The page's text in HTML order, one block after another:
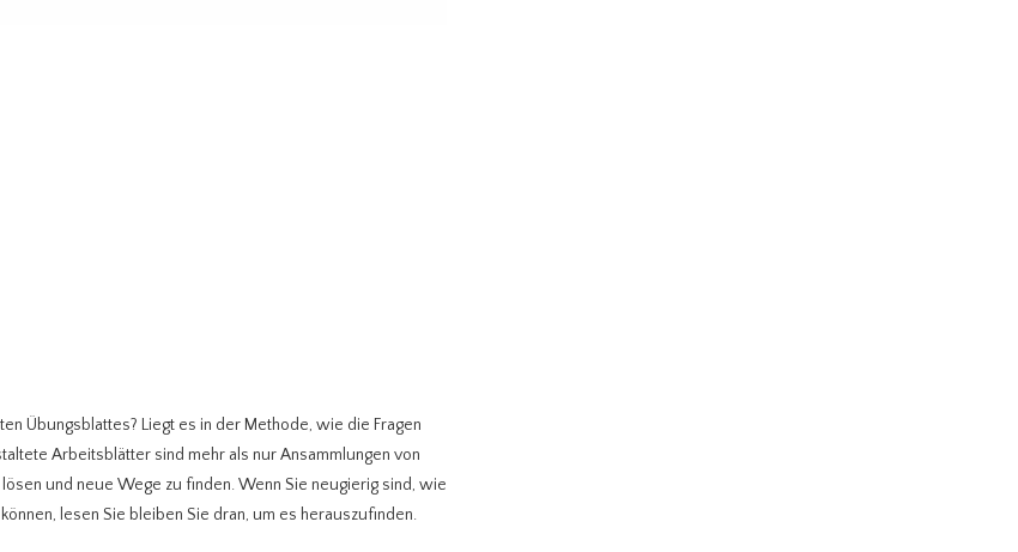
Übungsblattes? Liegt es in der Methode, wie die Fragen
Arbeitsblätter sind mehr als nur Ansammlungen von
und neue Wege zu finden. Wenn Sie neugierig sind, wie
lesen Sie bleiben Sie dran, um es herauszufinden.